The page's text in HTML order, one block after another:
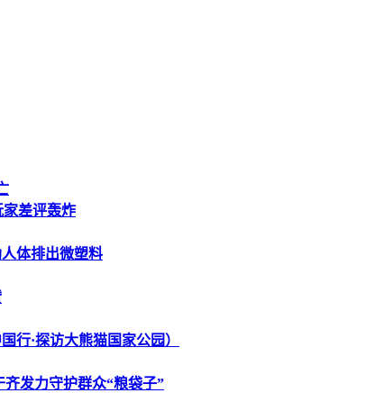
家差评轰炸
体排出微塑料
行·探访大熊猫国家公园）
发力守护群众“粮袋子”